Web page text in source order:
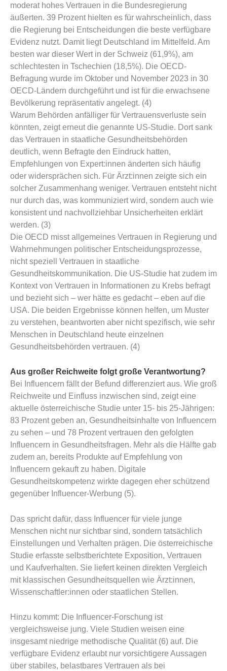
moderat hohes Vertrauen in die Bundesregierung
äußerten. 39 Prozent hielten es für wahrscheinlich, dass
die Regierung bei Entscheidungen die beste verfügbare
Evidenz nutzt. Damit liegt Deutschland im Mittelfeld. Am
besten war dieser Wert in der Schweiz (61,9%), am
schlechtesten in Tschechien (18,5%). Die OECD-
Befragung wurde im Oktober und November 2023 in 30
OECD-Ländern durchgeführt und ist für die erwachsene
Bevölkerung repräsentativ angelegt. (4)
Warum Behörden anfälliger für Vertrauensverluste sein
könnten, zeigt erneut die genannte US-Studie. Dort sank
das Vertrauen in staatliche Gesundheitsbehörden
deutlich, wenn Befragte den Eindruck hatten,
Empfehlungen von Expert:innen änderten sich häufig
oder widersprächen sich. Für Ärzt:innen zeigte sich ein
solcher Zusammenhang weniger. Vertrauen entsteht nicht
nur durch das, was kommuniziert wird, sondern auch wie
konsistent und nachvollziehbar Unsicherheiten erklärt
werden. (3)
Die OECD misst allgemeines Vertrauen in Regierung und
Wahrnehmungen politischer Entscheidungsprozesse,
nicht speziell Vertrauen in staatliche
Gesundheitskommunikation. Die US-Studie hat zudem im
Kontext von Vertrauen in Informationen zu Krebs befragt
und bezieht sich – wer hätte es gedacht – eben auf die
USA. Die beiden Ergebnisse können helfen, um Muster
zu verstehen, beantworten aber nicht spezifisch, wie sehr
Menschen in Deutschland heute einzelnen
Gesundheitsbehörden vertrauen. (4)
Aus großer Reichweite folgt große Verantwortung?
Bei Influencern fällt der Befund differenziert aus. Wie groß
Reichweite und Einfluss inzwischen sind, zeigt eine
aktuelle österreichische Studie unter 15- bis 25-Jährigen:
83 Prozent geben an, Gesundheitsinhalte von Influencern
zu sehen – und 78 Prozent vertrauen den gefolgten
Influencern in Gesundheitsfragen. Mehr als die Hälfte gab
zudem an, bereits Produkte auf Empfehlung von
Influencern gekauft zu haben. Digitale
Gesundheitskompetenz wirkte dagegen eher schützend
gegenüber Influencer-Werbung (5).
Das spricht dafür, dass Influencer für viele junge
Menschen nicht nur sichtbar sind, sondern tatsächlich
Einstellungen und Verhalten prägen. Die österreichische
Studie erfasste selbstberichtete Exposition, Vertrauen
und Kaufverhalten. Sie liefert keinen direkten Vergleich
mit klassischen Gesundheitsquellen wie Ärzt:innen,
Wissenschaftler:innen oder staatlichen Stellen.
Hinzu kommt: Die Influencer-Forschung ist
vergleichsweise jung. Viele Studien weisen eine
insgesamt niedrige methodische Qualität (6) auf. Die
verfügbare Evidenz erlaubt nur vorsichtigere Aussagen
über stabiles, belastbares Vertrauen als bei